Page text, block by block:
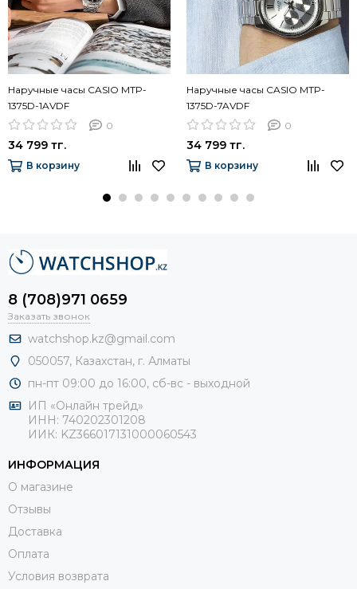
Наручные часы CASIO MTP-
1375D-1AVDF
0
34 799 тг.
В корзину
Наручные часы CASIO MTP-
1375D-7AVDF
0
34 799 тг.
В корзину
8 (708)971 0659
Заказать звонок
watchshop.kz@gmail.com
050057, Казахстан, г. Алматы
пн-пт 09:00 до 16:00, сб-вс - выходной
ИП «Онлайн трейд»
ИНН: 740202301208
ИИК: KZ366017131000060543
ИНФОРМАЦИЯ
О магазине
Отзывы
Доставка
Оплата
Условия возврата